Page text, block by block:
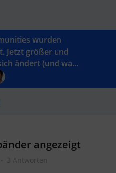
wurden
Jetzt größer und
ändert (und wa...
angezeigt
3 Antworten